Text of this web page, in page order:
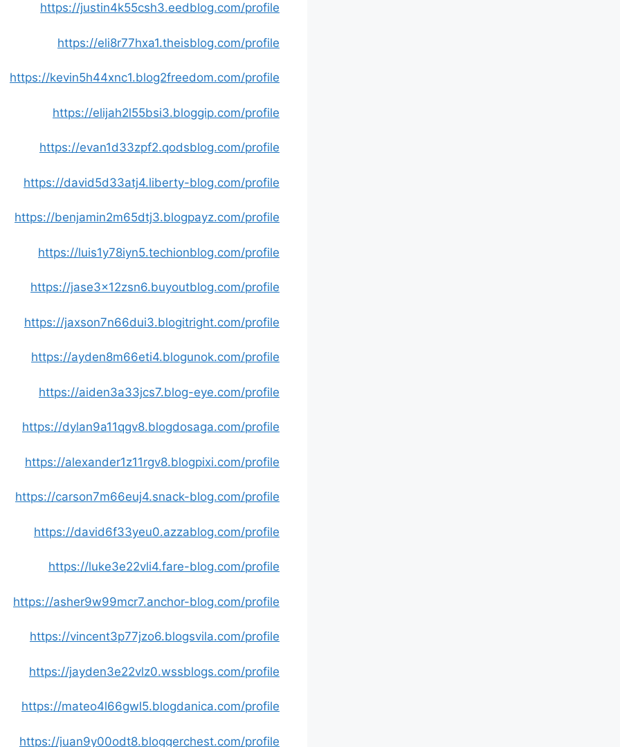
https://justin4k55csh3.eedblog.com/profile
https://eli8r77hxa1.theisblog.com/profile
https://kevin5h44xnc1.blog2freedom.com/profile
https://elijah2l55bsi3.bloggip.com/profile
https://evan1d33zpf2.qodsblog.com/profile
https://david5d33atj4.liberty-blog.com/profile
https://benjamin2m65dtj3.blogpayz.com/profile
https://luis1y78iyn5.techionblog.com/profile
https://jase3x12zsn6.buyoutblog.com/profile
https://jaxson7n66dui3.blogitright.com/profile
https://ayden8m66eti4.blogunok.com/profile
https://aiden3a33jcs7.blog-eye.com/profile
https://dylan9a11qgv8.blogdosaga.com/profile
https://alexander1z11rgv8.blogpixi.com/profile
https://carson7m66euj4.snack-blog.com/profile
https://david6f33yeu0.azzablog.com/profile
https://luke3e22vli4.fare-blog.com/profile
https://asher9w99mcr7.anchor-blog.com/profile
https://vincent3p77jzo6.blogsvila.com/profile
https://jayden3e22vlz0.wssblogs.com/profile
https://mateo4l66gwl5.blogdanica.com/profile
https://juan9y00odt8.bloggerchest.com/profile